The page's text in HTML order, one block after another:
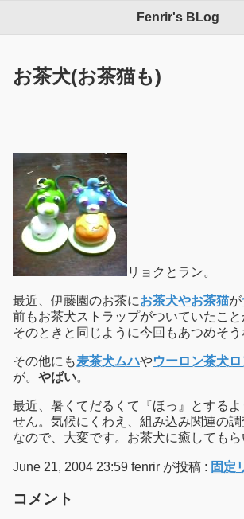
Fenrir's BLog
お茶犬(お茶猫も)
リョクとラン。
最近、伊藤園のお茶にお茶犬やお茶猫が
前もお茶犬ストラップがついていたこと
そのときと同じように今回もあつめそう
その他にも麦茶犬ムハやウーロン茶犬
が。 やばい。
最近、暑くてだるくて『ほっ』とするよ
せん。気候にくわえ、組み込み関連の
なので、大変です。お茶犬に癒してもら
June 21, 2004 23:59 fenrir が投稿 : 固定
コメント